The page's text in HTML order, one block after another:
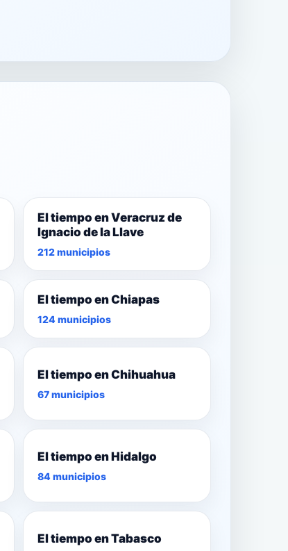
El tiempo en Veracruz de
Ignacio de la Llave
212 municipios
El tiempo en Chiapas
124 municipios
El tiempo en Chihuahua
67 municipios
El tiempo en Hidalgo
84 municipios
El tiempo en Tabasco